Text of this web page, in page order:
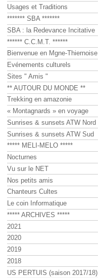
Usages et Traditions
******* SBA *******
SBA : la Redevance Incitative
****** C.C.M.T. ******
Bienvenue en Mgne-Thiernoise
Evénements culturels
Sites " Amis "
** AUTOUR DU MONDE **
Trekking en amazonie
« Montagnards » en voyage
Sunrises & sunsets ATW Nord
Sunrises & sunsets ATW Sud
***** MELI-MELO *****
Nocturnes
Vu sur le NET
Nos petits amis
Chanteurs Cultes
Le coin Informatique
***** ARCHIVES *****
2021
2020
2019
2018
US PERTUIS (saison 2017/18)